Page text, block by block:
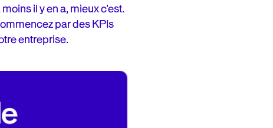
il y en a, mieux c’est.
par des KPIs
entreprise.